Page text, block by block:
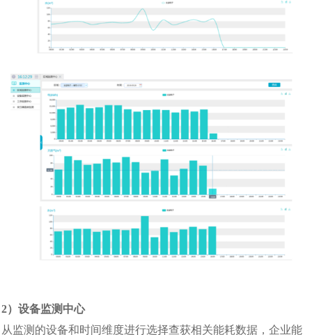
2）设备监测中心
从监测的设备和时间维度进行选择查获相关能耗数据，企业能